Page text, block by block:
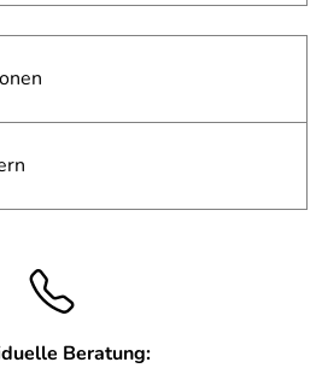
Beratung: